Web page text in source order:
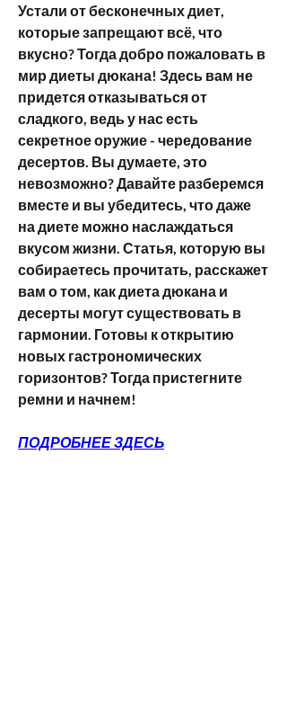
Устали от бесконечных диет,
которые запрещают всё, что
вкусно? Тогда добро пожаловать в
мир диеты дюкана! Здесь вам не
придется отказываться от
сладкого, ведь у нас есть
секретное оружие - чередование
десертов. Вы думаете, это
невозможно? Давайте разберемся
вместе и вы убедитесь, что даже
на диете можно наслаждаться
вкусом жизни. Статья, которую вы
собираетесь прочитать, расскажет
вам о том, как диета дюкана и
десерты могут существовать в
гармонии. Готовы к открытию
новых гастрономических
горизонтов? Тогда пристегните
ремни и начнем!
ПОДРОБНЕЕ ЗДЕСЬ